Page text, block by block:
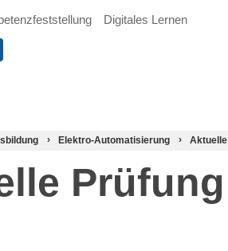
Digitales Lernen
Elektro-Automatisierung
Prüfung